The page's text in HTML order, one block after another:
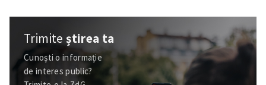
Trimiteștirea ta
Cunoști o informație
de interes public?